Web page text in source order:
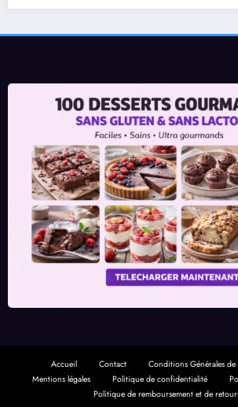
Accueil Contact
Conditions Générales de
Mentions légales
Politique de confidentialité
Politique de remboursement et de